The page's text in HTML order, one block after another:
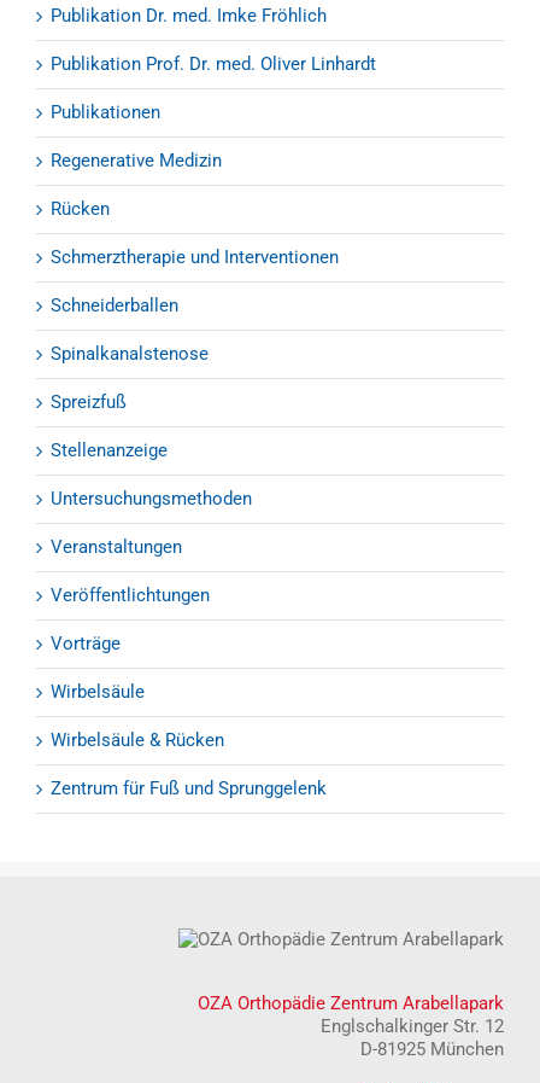
Publikation Dr. med. Imke Fröhlich
Publikation Prof. Dr. med. Oliver Linhardt
Publikationen
Regenerative Medizin
Rücken
Schmerztherapie und Interventionen
Schneiderballen
Spinalkanalstenose
Spreizfuß
Stellenanzeige
Untersuchungsmethoden
Veranstaltungen
Veröffentlichtungen
Vorträge
Wirbelsäule
Wirbelsäule & Rücken
Zentrum für Fuß und Sprunggelenk
OZA Orthopädie Zentrum Arabellapark
Englschalkinger Str. 12
D-81925 München